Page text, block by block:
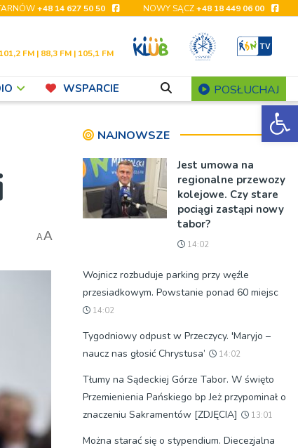
+48 14 627 50 50 NOWY SĄCZ+48 18 449 06 00
FM | 88,3 FM | 105,1 FM
WSPARCIE POSŁUCHAJ
AA
NAJNOWSZE
Jest umowa na
regionalne przewozy
kolejowe. Czy stare
pociągi zastąpi nowy
tabor?
14:02
Wojnicz rozbuduje parking przy węźle
przesiadkowym. Powstanie ponad 60 miejsc
14:02
Tygodniowy odpust w Przeczycy. 'Maryjo –
naucz nas głosić Chrystusa’
14:02
Tłumy na Sądeckiej Górze Tabor. W święto
Przemienienia Pańskiego bp Jeż przypominał o
znaczeniu Sakramentów [ZDJĘCIA]
13:01
Można starać się o stypendium. Diecezjalna